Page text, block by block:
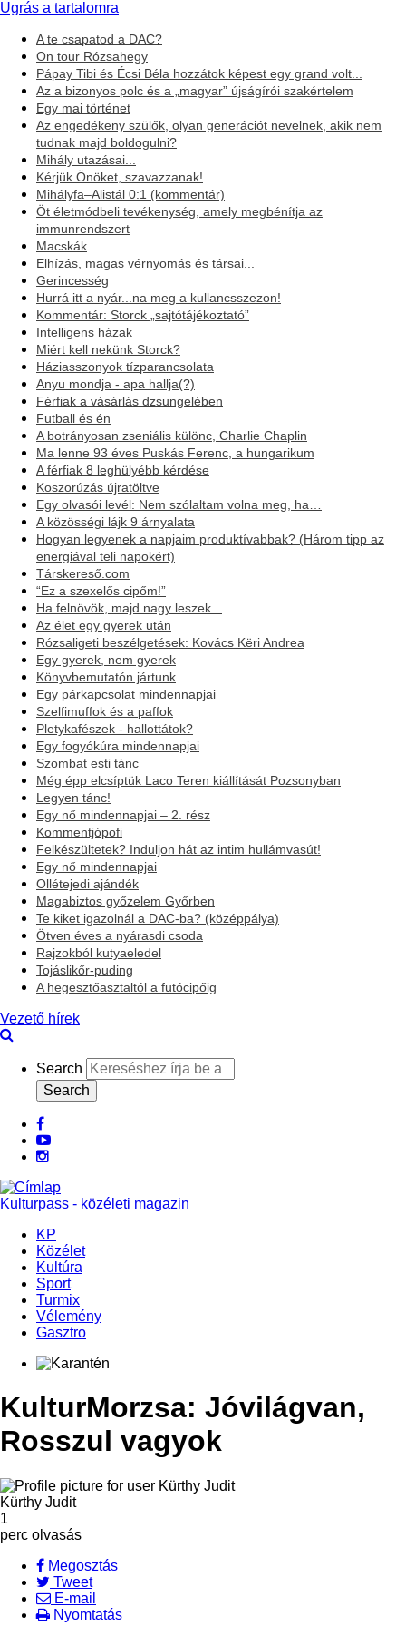
Ugrás a tartalomra
A te csapatod a DAC?
On tour Rózsahegy
Pápay Tibi és Écsi Béla hozzátok képest egy grand volt...
Az a bizonyos polc és a „magyar” újságírói szakértelem
Egy mai történet
Az engedékeny szülők, olyan generációt nevelnek, akik nem
tudnak majd boldogulni?
Mihály utazásai...
Kérjük Önöket, szavazzanak!
Mihályfa–Alistál 0:1 (kommentár)
Öt életmódbeli tevékenység, amely megbénítja az
immunrendszert
Macskák
Elhízás, magas vérnyomás és társai...
Gerincesség
Hurrá itt a nyár...na meg a kullancsszezon!
Kommentár: Storck „sajtótájékoztató”
Intelligens házak
Miért kell nekünk Storck?
Háziasszonyok tízparancsolata
Anyu mondja - apa hallja(?)
Férfiak a vásárlás dzsungelében
Futball és én
A botrányosan zseniális különc, Charlie Chaplin
Ma lenne 93 éves Puskás Ferenc, a hungarikum
A férfiak 8 leghülyébb kérdése
Koszorúzás újratöltve
Egy olvasói levél: Nem szólaltam volna meg, ha…
A közösségi lájk 9 árnyalata
Hogyan legyenek a napjaim produktívabbak? (Három tipp az
energiával teli napokért)
Társkereső.com
“Ez a szexelős cipőm!”
Ha felnövök, majd nagy leszek...
Az élet egy gyerek után
Rózsaligeti beszélgetések: Kovács Këri Andrea
Egy gyerek, nem gyerek
Könyvbemutatón jártunk
Egy párkapcsolat mindennapjai
Szelfimuffok és a paffok
Pletykafészek - hallottátok?
Egy fogyókúra mindennapjai
Szombat esti tánc
Még épp elcsíptük Laco Teren kiállítását Pozsonyban
Legyen tánc!
Egy nő mindennapjai – 2. rész
Kommentjópofi
Felkészültetek? Induljon hát az intim hullámvasút!
Egy nő mindennapjai
Ollétejedi ajándék
Magabiztos győzelem Győrben
Te kiket igazolnál a DAC-ba? (középpálya)
Ötven éves a nyárasdi csoda
Rajzokból kutyaeledel
Tojáslikőr-puding
A hegesztőasztaltól a futócipőig
Vezető hírek
Search
facebook
Youtube
Instagram
Kulturpass - közéleti magazin
KP
Közélet
Kultúra
Sport
Turmix
Vélemény
Gasztro
KulturMorzsa: Jóvilágvan,
Rosszul vagyok
Kürthy Judit
1
perc olvasás
Megosztás
Tweet
E-mail
Nyomtatás